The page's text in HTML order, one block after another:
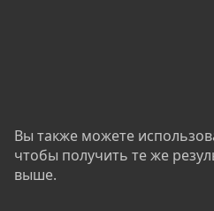
Вы также можете
чтобы получить те же
выше.